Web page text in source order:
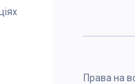
Права на